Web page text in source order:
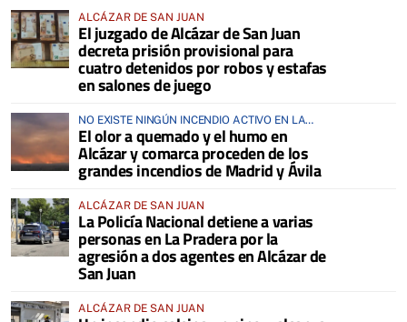
ALCÁZAR DE SAN JUAN
El juzgado de Alcázar de San Juan
decreta prisión provisional para
cuatro detenidos por robos y estafas
en salones de juego
NO EXISTE NINGÚN INCENDIO ACTIVO EN LA
COMARCA
El olor a quemado y el humo en
Alcázar y comarca proceden de los
grandes incendios de Madrid y Ávila
ALCÁZAR DE SAN JUAN
La Policía Nacional detiene a varias
personas en La Pradera por la
agresión a dos agentes en Alcázar de
San Juan
ALCÁZAR DE SAN JUAN